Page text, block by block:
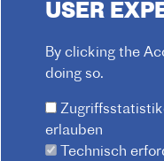
USER
By clicking the
doing so.
erlauben
Technisch